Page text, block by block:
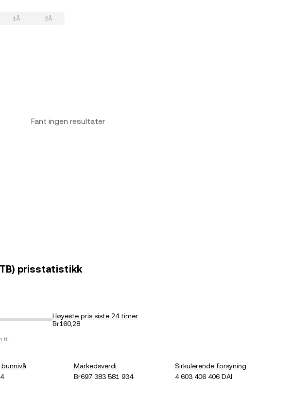
1Å 2Å
Fant ingen resultater
prisstatistikk
Høyeste pris siste 24 timer
Br160,28
til.
Markedsverdi
Br697 383 581 934
Sirkulerende forsyning
4 603 406 406 DAI